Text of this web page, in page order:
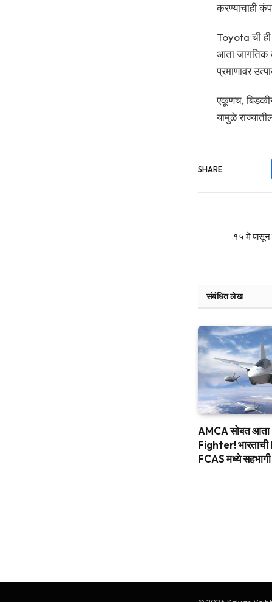
करण्याचाही
Toyota ची ही
आता जागतिक
प्रमाणावर
एकूणच,
यामुळे
SHARE.
१५ मे पासून
संबंधित लेख
AMCA सोबत
Fighter!
FCAS मध्ये सहभागी